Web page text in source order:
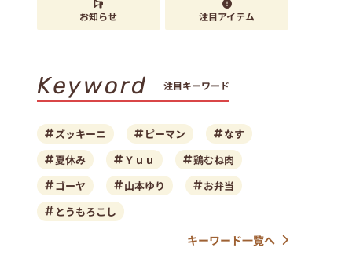
お知らせ 注目アイテム
Keyword 注目キーワード
ズッキーニ ピーマン
なす
夏休み
Ｙｕｕ
鶏むね肉
ゴーヤ
山本ゆり
お弁当
とうもろこし
キーワード一覧へ